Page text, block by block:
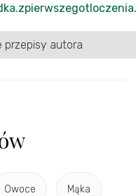
przepisy autora
Owoce Mąka